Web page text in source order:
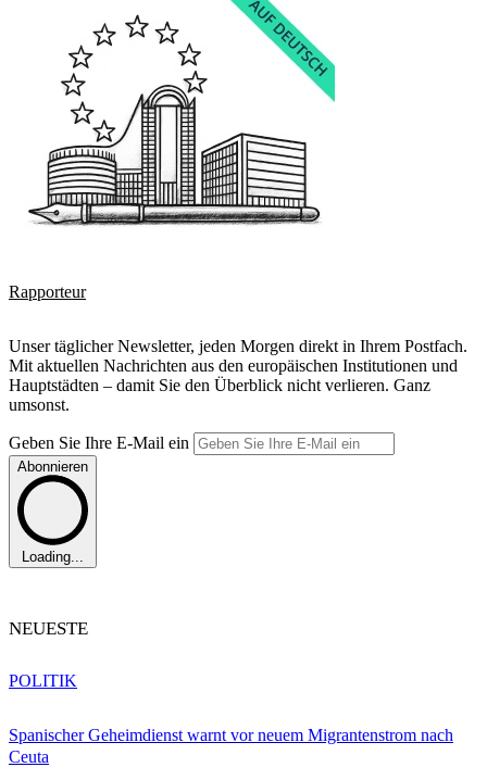
Rapporteur
Unser täglicher Newsletter, jeden Morgen direkt in Ihrem Postfach.
Mit aktuellen Nachrichten aus den europäischen Institutionen und
Hauptstädten – damit Sie den Überblick nicht verlieren. Ganz
umsonst.
Geben Sie Ihre E-Mail ein
Abonnieren
Loading...
NEUESTE
Spanischer Geheimdienst warnt vor neuem Migrantenstrom nach
Ceuta
POLITIK